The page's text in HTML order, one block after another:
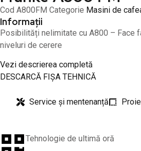
Cod A800FM Categorie Masini de
Informații
Posibilități nelimitate cu A800 – Face
niveluri de cerere
Vezi descrierea completă
DESCARCĂ FIȘA TEHNICĂ
Service și mentenanță
Tehnologie de ultimă oră